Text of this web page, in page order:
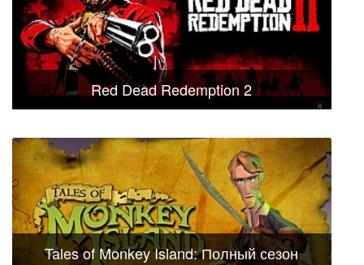
Red Dead Redemption 2
Tales of Monkey Island: Полный сезон